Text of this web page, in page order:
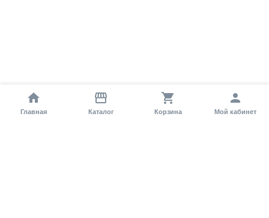
Главная Каталог Корзина Мой кабинет